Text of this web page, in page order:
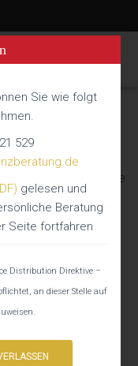
gesetzlich
ihr Fahrzeug. Diese
einem anderen
durch ein
oder
Sie vor
Tieren und
Sie wie folgt
529
gelesen und
Beratung
Seite fortfahren
Distribution Direktive –
an dieser Stelle auf